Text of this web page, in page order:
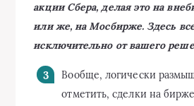
акции Сбера, делая это на
или же, на Мосбирже. Здесь
исключительно от вашего
Вообще, логически
отметить, сделки на